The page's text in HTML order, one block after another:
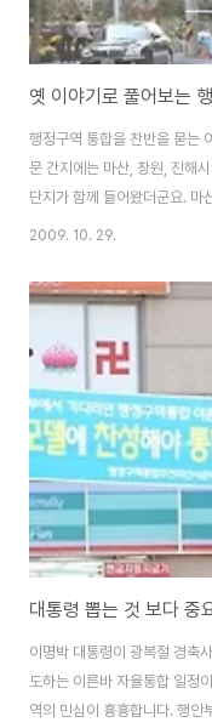
옛 이야기로 풀어보는
행정구역 통합을 찬반을 묻는
문 간지에는 마산, 창원, 진해
단지가 함께 들어왔더군요. 마
속되고 있는 모양입니다. 상대
최된 토론회에서 대전대 안성
말"이라며 강도 높은 비판을
부의 답변에도 불구하고 마산
창원시가 통합하면 한쪽 자치
치단체장이 있고 다른 한 곳에
2009. 10. 29.
대통령 뽑는 것 보다 중
이명박 대통령이 광복절 경축
도하는 이른바 자율통합 일정
역의 민심이 흉흉합니다. 행안